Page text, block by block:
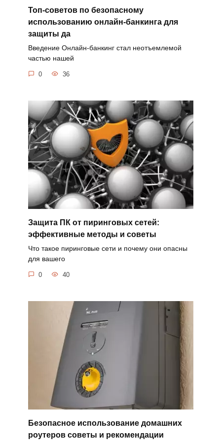
Топ-советов по безопасному
использованию онлайн-банкинга для
защиты да
Введение Онлайн-банкинг стал неотъемлемой
частью нашей
0 36
Защита ПК от пиринговых сетей:
эффективные методы и советы
Что такое пиринговые сети и почему они опасны
для вашего
0 40
Безопасное использование домашних
роутеров советы и рекомендации